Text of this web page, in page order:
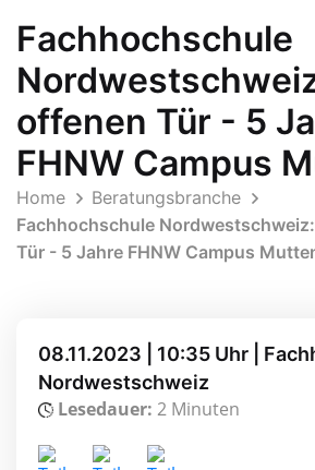
Fachhochschule
offenen Tür - 5
FHNW Campus
Home
Beratungsbranche
Fachhochschule
Tür - 5 Jahre FHNW Campus
08.11.2023 | 10:35 Uhr |
Nordwestschweiz
Lesedauer: 2 Minuten